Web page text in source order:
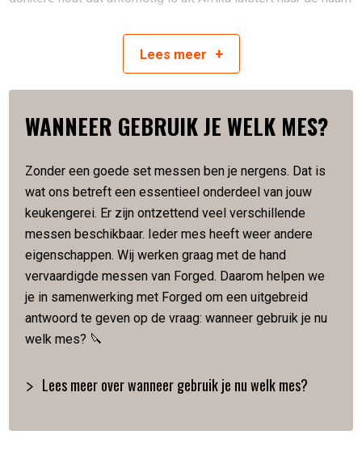
Sebra en daarmee ook de naam van deze serie: Sebra
Forged. Het donkerhouten heft straalt warmte uit, noem het
van deze serie echt iets bijzonders maakt. Kortom, met
messenserie in huis die gezien mag worden.
Vervaardigd van Japans staal
Hardheid van 58 Rockwell
Lemmetlengte is 20,5 cm
Lemmetdikte is 2 mm
Slijphoek van 18 graden
Gewicht 230 gram
Met de hand gesmeed
Verpakt in een luxe houten kistje
Lees meer +
WANNEER GEBRUIK JE WELK MES?
Zonder een goede set messen ben je nergens. Dat is
wat ons betreft een essentieel onderdeel van jouw
keukengerei. Er zijn ontzettend veel verschillende
messen beschikbaar. Ieder mes heeft weer andere
eigenschappen. Wij werken graag met de hand
vervaardigde messen van Forged. Daarom helpen we
je in samenwerking met Forged om een uitgebreid
antwoord te geven op de vraag: wanneer gebruik je nu
welk mes? 🔪
Lees meer over wanneer gebruik je nu welk mes?